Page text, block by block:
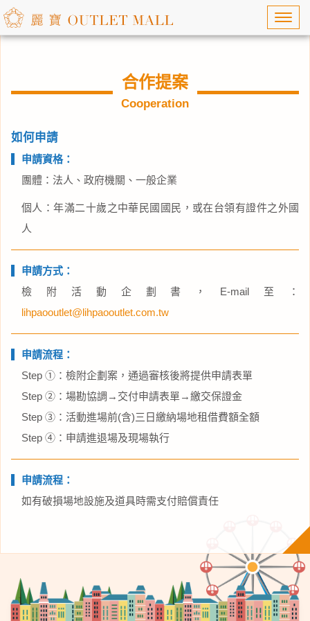
合作提案
Cooperation
如何申請
申請資格：
團體：法人、政府機關、一般企業
個人：年滿二十歲之中華民國國民，或在台領有證件之外國
人
申請方式：
檢附活動企劃書，E-mail至：
lihpaooutlet@lihpaooutlet.com.tw
申請流程：
Step ①：檢附企劃案，通過審核後將提供申請表單
Step ②：場勘協調→交付申請表單→繳交保證金
Step ③：活動進場前(含)三日繳納場地租借費額全額
Step ④：申請進退場及現場執行
申請流程：
如有破損場地設施及道具時需支付賠償責任